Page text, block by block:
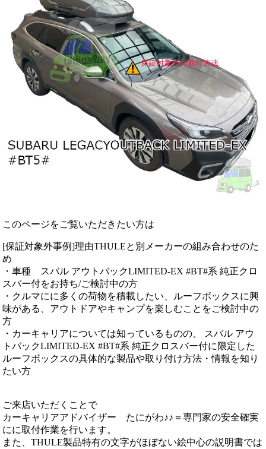
このページをご覧いただきたい方は
[保証対象外事例]理由THULEと別メーカーの組み合わせのた
め
・車種 スバル アウトバックLIMITED-EX #BT#系 純正クロ
スバー付をお持ち/ご検討中の方
・クルマにに多くの荷物を積載したい、ルーフボックスに興
味がある、アウトドアやキャンプを楽しむことをご検討中の
方
・カーキャリアについては知っているものの、 スバル アウ
トバックLIMITED-EX #BT#系 純正クロスバー付に限定した
ルーフボックスの具体的な製品や取り付け方法・情報を知り
たい方
ご来店いただくことで
カーキャリアアドバイザー たにがわ♪♪＝専門家の安全確実
にに取付作業を行います。
また、THULE製品特有の文字がほぼない絵中心の説明書では